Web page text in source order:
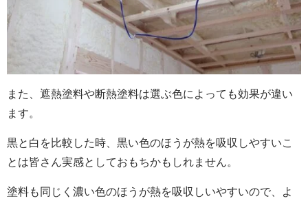
また、遮熱塗料や断熱塗料は選ぶ色によっても効果が違い
ます。
黒と白を比較した時、黒い色のほうが熱を吸収しやすいこ
とは皆さん実感としておもちかもしれません。
塗料も同じく濃い色のほうが熱を吸収しいやすいので、よ